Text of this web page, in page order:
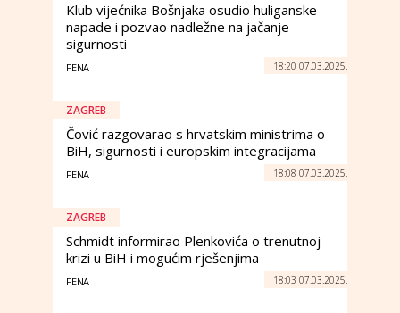
Klub vijećnika Bošnjaka osudio huliganske
napade i pozvao nadležne na jačanje
sigurnosti
FENA 18:20 07.03.2025.
ZAGREB
Čović razgovarao s hrvatskim ministrima o
BiH, sigurnosti i europskim integracijama
FENA 18:08 07.03.2025.
ZAGREB
Schmidt informirao Plenkovića o trenutnoj
krizi u BiH i mogućim rješenjima
FENA 18:03 07.03.2025.